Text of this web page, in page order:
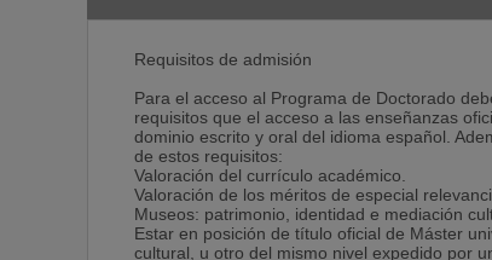
Requisitos de admisión
Para el acceso al Programa de Doctorado
requisitos que el acceso a las enseñanzas
dominio escrito y oral del idioma español.
de estos requisitos:
Valoración del currículo académico.
Valoración de los méritos de especial
Museos: patrimonio, identidad e mediación
Estar en posición de título oficial de Máster
cultural, u otro del mismo nivel expedido por